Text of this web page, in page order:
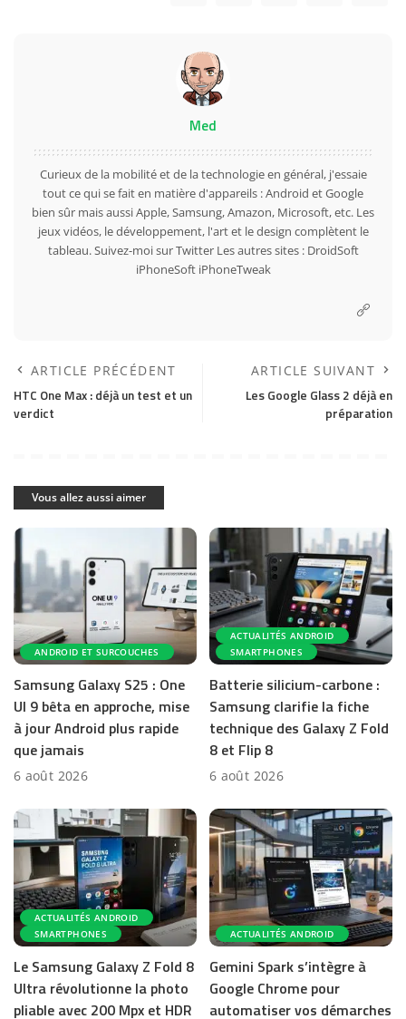
Med
Curieux de la mobilité et de la technologie en général, j'essaie
tout ce qui se fait en matière d'appareils : Android et Google
bien sûr mais aussi Apple, Samsung, Amazon, Microsoft, etc. Les
jeux vidéos, le développement, l'art et le design complètent le
tableau. Suivez-moi surTwitterLes autres sites : DroidSoft
iPhoneSoft iPhoneTweak
ARTICLE PRÉCÉDENT
HTC One Max : déjà un test et un
verdict
ARTICLE SUIVANT
Les Google Glass 2 déjà en
préparation
Vous allez aussi aimer
ANDROID ET SURCOUCHES
Samsung Galaxy S25 : One
UI 9 bêta en approche, mise
à jour Android plus rapide
que jamais
6 août 2026
ACTUALITÉS ANDROID
SMARTPHONES
Batterie silicium-carbone :
Samsung clarifie la fiche
technique des Galaxy Z Fold
8 et Flip 8
6 août 2026
ACTUALITÉS ANDROID
SMARTPHONES
Le Samsung Galaxy Z Fold 8
Ultra révolutionne la photo
pliable avec 200 Mpx et HDR
ACTUALITÉS ANDROID
Gemini Spark s’intègre à
Google Chrome pour
automatiser vos démarches